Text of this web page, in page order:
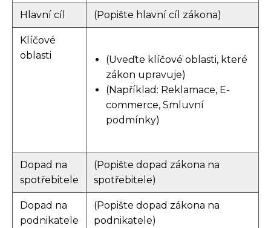
Hlavní cíl (Popište hlavní cíl zákona)
Klíčové
oblasti
(Uveďte klíčové oblasti, které
zákon upravuje)
(Například: Reklamace, E-
commerce, Smluvní
podmínky)
Dopad na
spotřebitele
(Popište dopad zákona na
spotřebitele)
Dopad na
podnikatele
(Popište dopad zákona na
podnikatele)